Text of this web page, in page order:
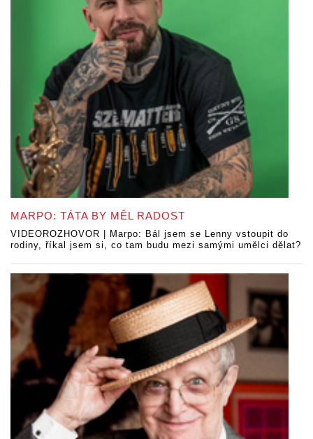
MARPO: TÁTA BY MĚL RADOST
VIDEOROZHOVOR | Marpo: Bál jsem se Lenny vstoupit do
rodiny, říkal jsem si, co tam budu mezi samými umělci dělat?